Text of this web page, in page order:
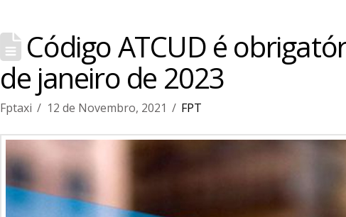
Código ATCUD é
de janeiro de 2023
Fptaxi 12 de Novembro, 2021 FPT